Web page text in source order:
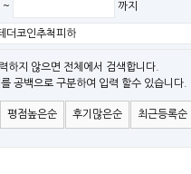
NEW MODEL"[ADT] 출시
정현파" 시리즈 제품을 출시
시리즈 제품 출시
~ 까지
하지 않으면 전체에서 검색합니다.
공백으로 구분하여 입력 할수 있습니다.
평점높은순 후기많은순 최근등록순